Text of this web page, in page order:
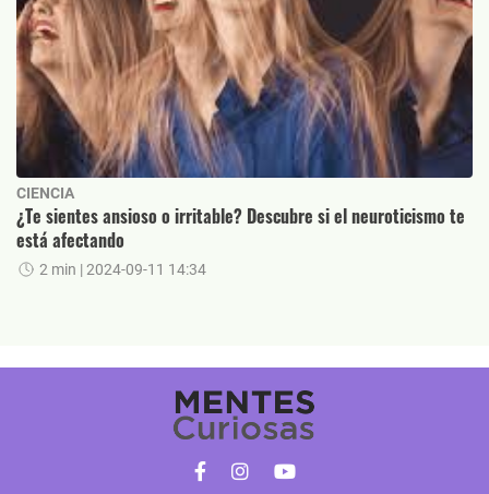
CIENCIA
¿Te sientes ansioso o irritable? Descubre si el neuroticismo te
está afectando
2 min | 2024-09-11 14:34